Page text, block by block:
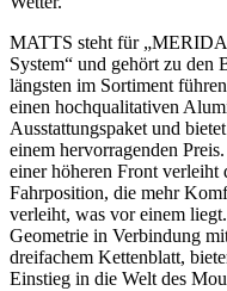
MATTS steht für
System“ und gehört zu den
längsten im Sortiment
einen hochqualitativen
Ausstattungspaket und
einem hervorragenden
einer höheren Front
Fahrposition, die mehr
verleiht, was vor einem
Geometrie in Verbindung
dreifachem Kettenblatt,
Einstieg in die Welt des